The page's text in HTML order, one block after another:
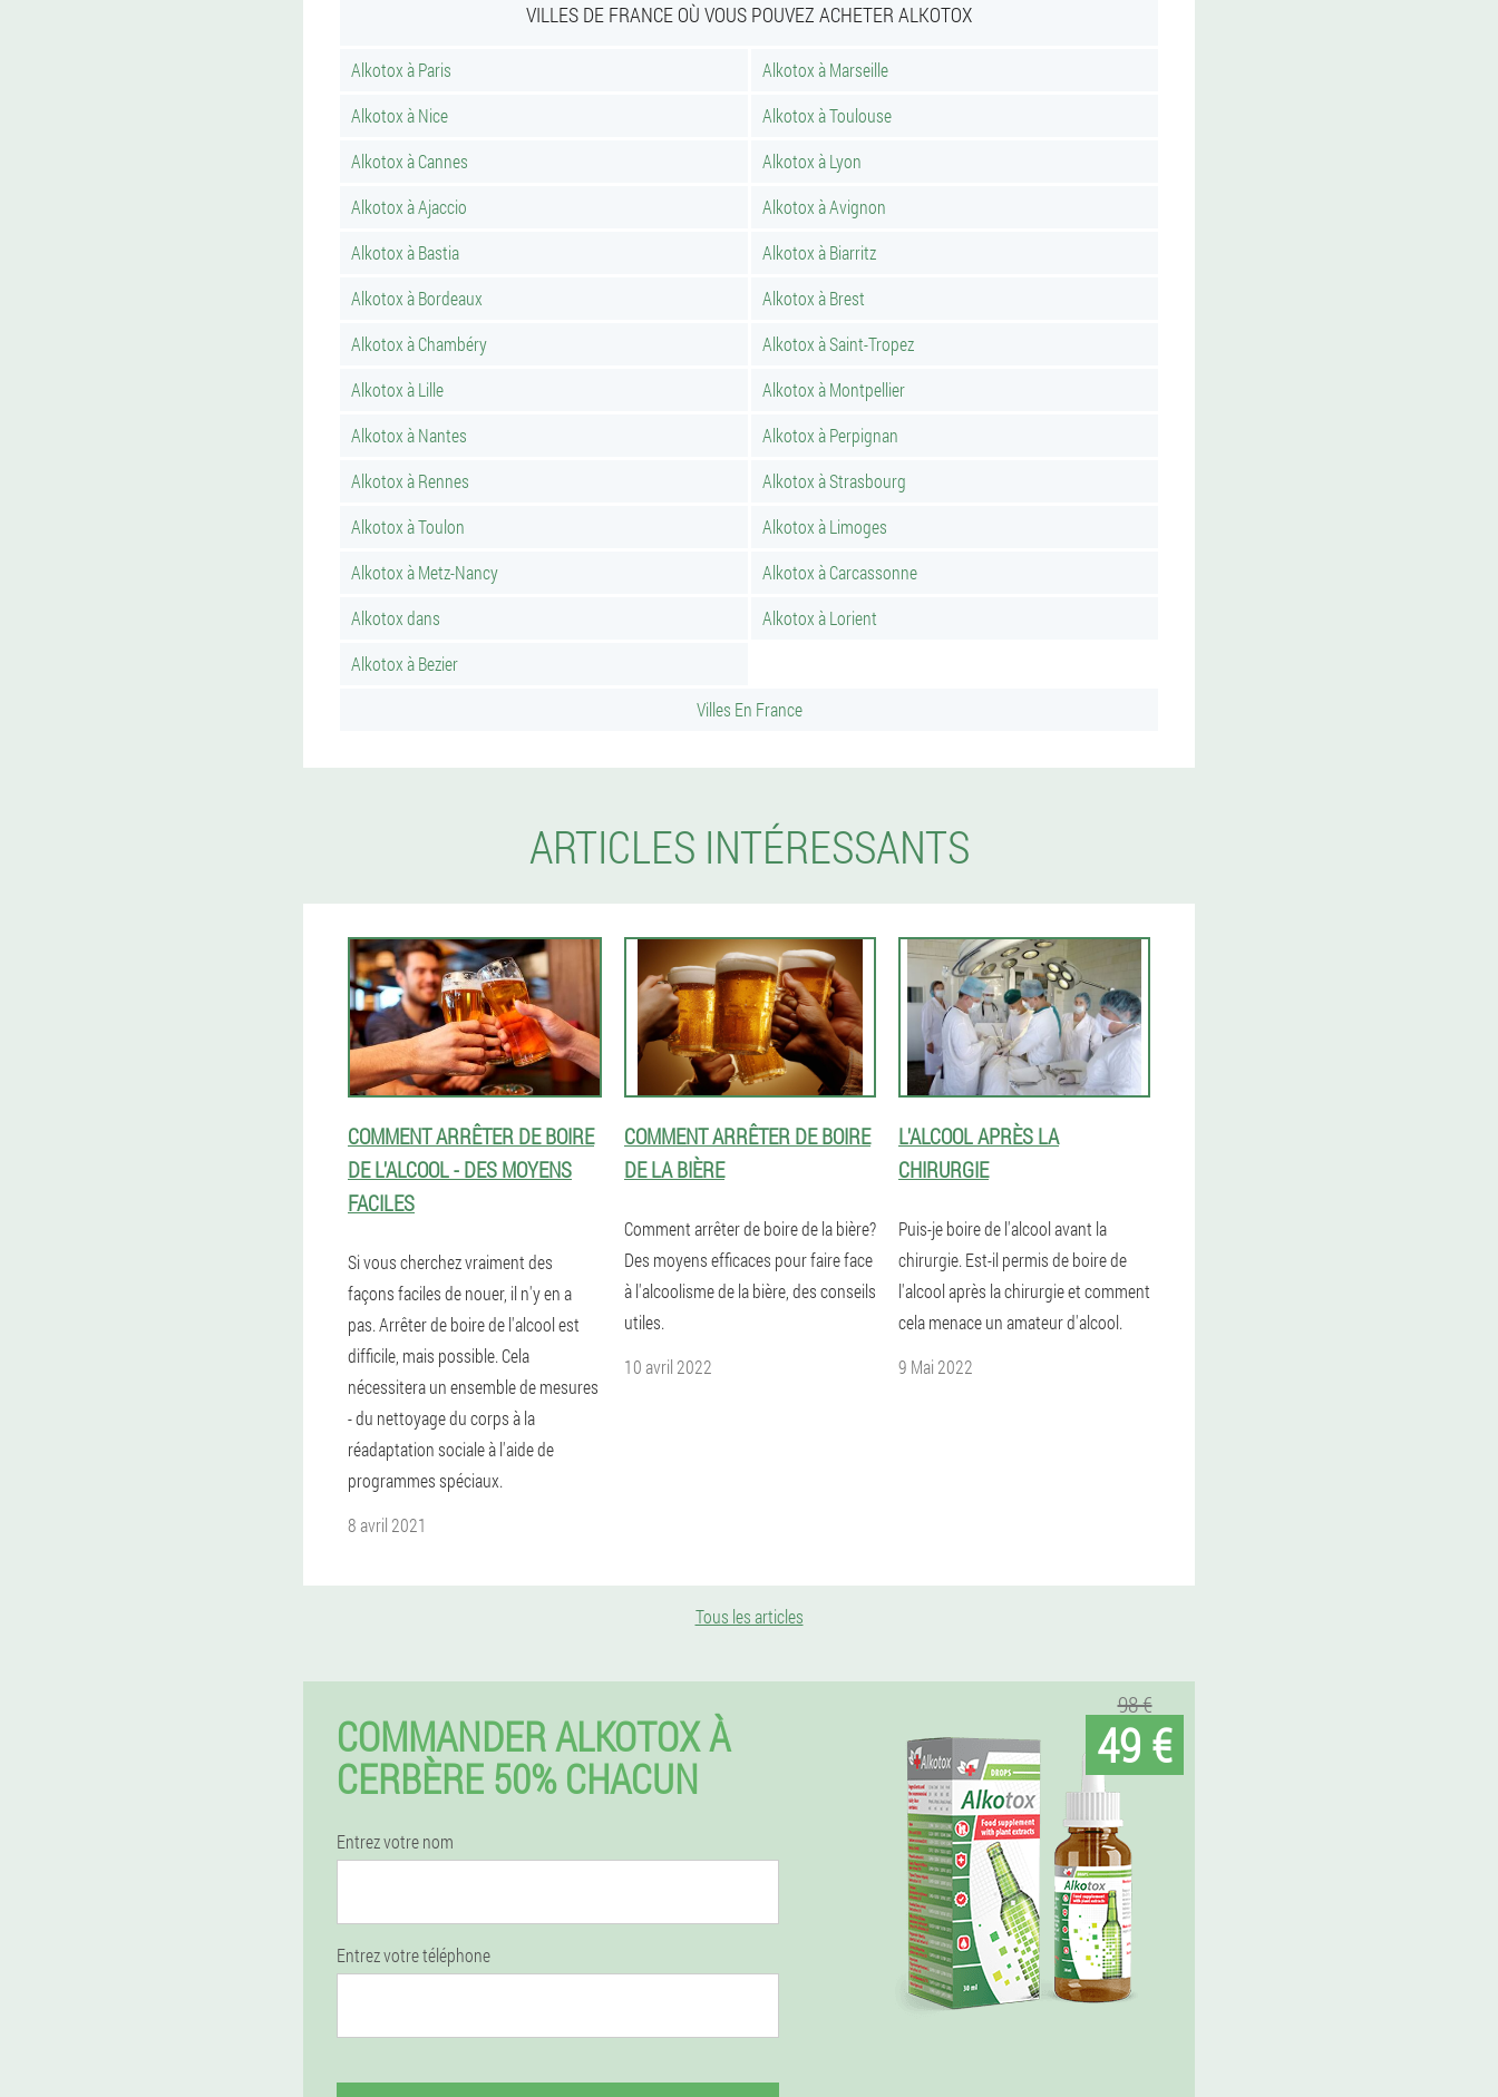
VILLES DE FRANCE OÙ VOUS POUVEZ ACHETER ALKOTOX
Alkotox à Paris
Alkotox à Marseille
Alkotox à Nice
Alkotox à Toulouse
Alkotox à Cannes
Alkotox à Lyon
Alkotox à Ajaccio
Alkotox à Avignon
Alkotox à Bastia
Alkotox à Biarritz
Alkotox à Bordeaux
Alkotox à Brest
Alkotox à Chambéry
Alkotox à Saint-Tropez
Alkotox à Lille
Alkotox à Montpellier
Alkotox à Nantes
Alkotox à Perpignan
Alkotox à Rennes
Alkotox à Strasbourg
Alkotox à Toulon
Alkotox à Limoges
Alkotox à Metz-Nancy
Alkotox à Carcassonne
Alkotox dans
Alkotox à Lorient
Alkotox à Bezier
Villes En France
ARTICLES INTÉRESSANTS
COMMENT ARRÊTER DE BOIRE
DE L'ALCOOL - DES MOYENS
FACILES
Si vous cherchez vraiment des
façons faciles de nouer, il n'y en a
pas. Arrêter de boire de l'alcool est
difficile, mais possible. Cela
nécessitera un ensemble de mesures
- du nettoyage du corps à la
réadaptation sociale à l'aide de
programmes spéciaux.
8 avril 2021
COMMENT ARRÊTER DE BOIRE
DE LA BIÈRE
Comment arrêter de boire de la bière?
Des moyens efficaces pour faire face
à l'alcoolisme de la bière, des conseils
utiles.
10 avril 2022
L'ALCOOL APRÈS LA
CHIRURGIE
Puis-je boire de l'alcool avant la
chirurgie. Est-il permis de boire de
l'alcool après la chirurgie et comment
cela menace un amateur d'alcool.
9 Mai 2022
Tous les articles
COMMANDER ALKOTOX À
CERBÈRE 50% CHACUN
Entrez votre nom
Entrez votre téléphone
98 €
49 €